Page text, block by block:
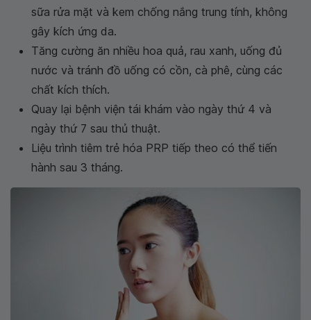
sữa rửa mặt và kem chống nắng trung tính, không
gây kích ứng da.
Tăng cường ăn nhiều hoa quả, rau xanh, uống đủ
nước và tránh đồ uống có cồn, cà phê, cùng các
chất kích thích.
Quay lại bệnh viện tái khám vào ngày thứ 4 và
ngày thứ 7 sau thủ thuật.
Liệu trình tiêm trẻ hóa PRP tiếp theo có thể tiến
hành sau 3 tháng.